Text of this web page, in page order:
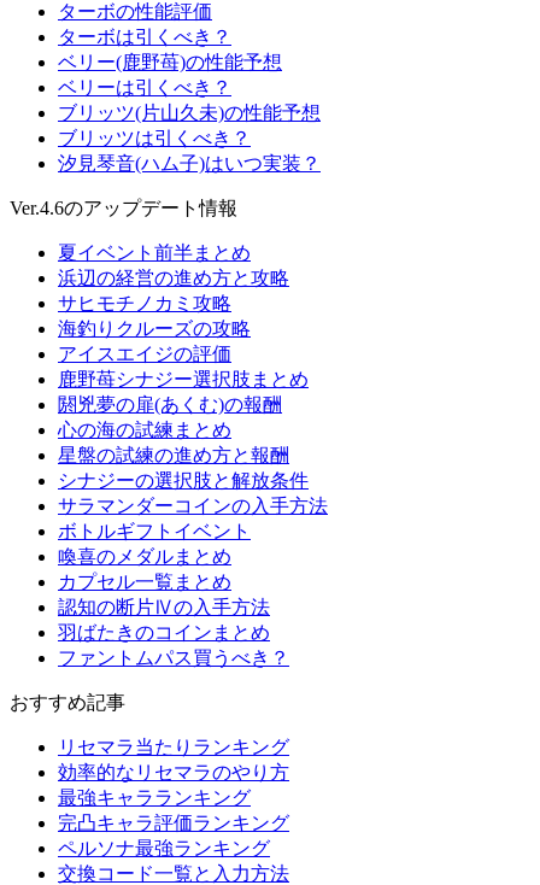
ターボの性能評価
ターボは引くべき？
ベリー(鹿野苺)の性能予想
ベリーは引くべき？
ブリッツ(片山久未)の性能予想
ブリッツは引くべき？
汐見琴音(ハム子)はいつ実装？
Ver.4.6のアップデート情報
夏イベント前半まとめ
浜辺の経営の進め方と攻略
サヒモチノカミ攻略
海釣りクルーズの攻略
アイスエイジの評価
鹿野苺シナジー選択肢まとめ
閼兇夢の扉(あくむ)の報酬
心の海の試練まとめ
星盤の試練の進め方と報酬
シナジーの選択肢と解放条件
サラマンダーコインの入手方法
ボトルギフトイベント
喚喜のメダルまとめ
カプセル一覧まとめ
認知の断片Ⅳの入手方法
羽ばたきのコインまとめ
ファントムパス買うべき？
おすすめ記事
リセマラ当たりランキング
効率的なリセマラのやり方
最強キャラランキング
完凸キャラ評価ランキング
ペルソナ最強ランキング
交換コード一覧と入力方法